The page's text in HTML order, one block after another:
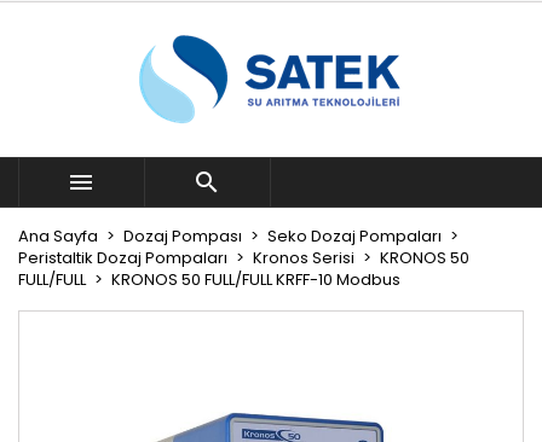
 
Ana Sayfa Dozaj Pompası
Seko Dozaj Pompaları
Peristaltik Dozaj Pompaları
Kronos Serisi
KRONOS 50
FULL/FULL
KRONOS 50 FULL/FULL KRFF-10 Modbus